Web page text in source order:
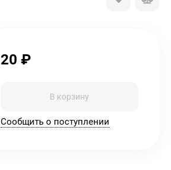
20 ₽
В корзину
Сообщить о поступлении